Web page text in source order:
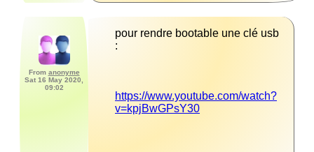
From anonyme
Sat 16 May 2020,
09:02
pour rendre bootable une clé usb
https://www.youtube.com/watch?